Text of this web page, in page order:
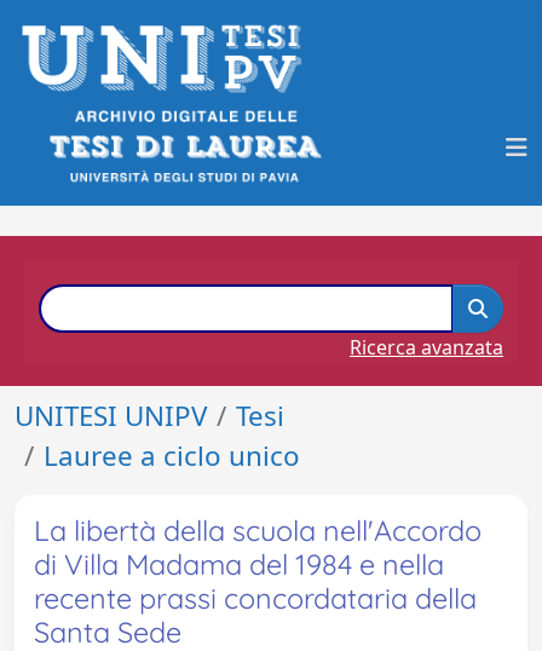
Ricerca avanzata
UNITESI UNIPV
Tesi
Lauree a ciclo unico
La libertà della scuola nell'Accordo
di Villa Madama del 1984 e nella
recente prassi concordataria della
Santa Sede